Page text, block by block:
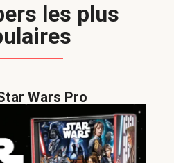
les plus
Wars Pro